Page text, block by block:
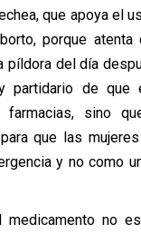
que apoya el
porque
píldora del día
partidario de que
farmacias, sino
que las
y no como
medicamento no